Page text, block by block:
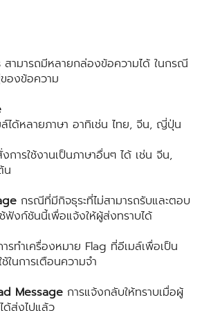
สามารถมีหลายกล่องข้อความได้ ในกรณี
องข้อความ
ล์ได้หลายภาษา อาทิเช่น ไทย, จีน, ญี่ปุ่น
การใช้งานเป็นภาษาอื่นๆ ได้ เช่น จีน,
น
กรณีที่มีกิจธุระที่ไม่สามารถรับและตอบ
ฟังก์ชันนี้เพื่อแจ้งให้ผู้ส่งทราบได้
ารทำเครื่องหมาย Flag ที่อีเมล์เพื่อเป็น
นการเตือนความจำ
Message การแจ้งกลับให้ทราบเมื่อผู้